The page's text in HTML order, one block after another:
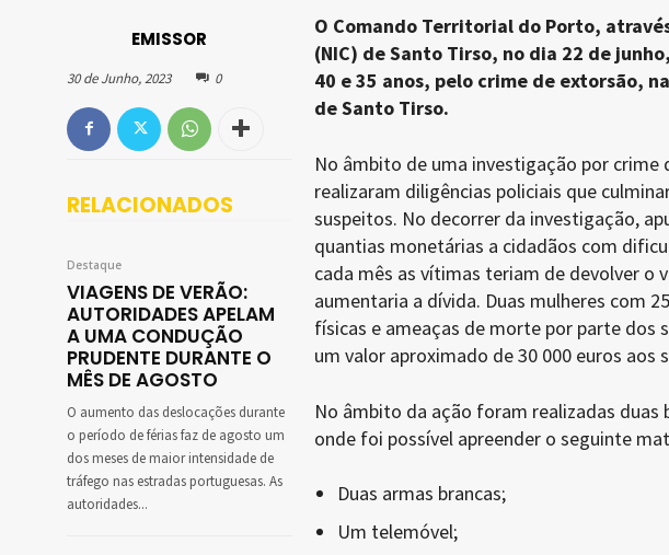
EMISSOR
30 de Junho, 2023 0
RELACIONADOS
Destaque
VIAGENS DE VERÃO:
AUTORIDADES APELAM
A UMA CONDUÇÃO
PRUDENTE DURANTE O
MÊS DE AGOSTO
O aumento das deslocações durante
o período de férias faz de agosto um
dos meses de maior intensidade de
tráfego nas estradas portuguesas. As
autoridades...
O Comando Territorial do Porto,
(NIC) de Santo Tirso, no dia 22 de
40 e 35 anos, pelo crime de extorsão,
de Santo Tirso.
No âmbito de uma investigação por crime
realizaram diligências policiais que
suspeitos. No decorrer da investigação,
quantias monetárias a cidadãos com
cada mês as vítimas teriam de devolver o
aumentaria a dívida. Duas mulheres com
físicas e ameaças de morte por parte dos
um valor aproximado de 30 000 euros aos
No âmbito da ação foram realizadas
onde foi possível apreender o seguinte
Duas armas brancas;
Um telemóvel;